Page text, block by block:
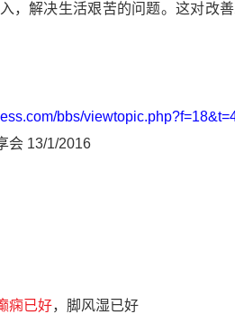
，解决生活艰苦的问题。这对改
bbs/
会 13/1/2016
痫已好，脚风湿已好